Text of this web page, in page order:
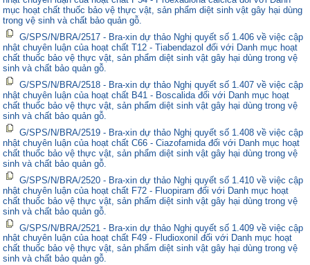
mục hoạt chất thuốc bảo vệ thực vật, sản phẩm diệt sinh vật gây hại dùng
trong vệ sinh và chất bảo quản gỗ.
G/SPS/N/BRA/2517 - Bra-xin dự thảo Nghị quyết số 1.406 về việc cập
nhật chuyên luận của hoạt chất T12 - Tiabendazol đối với Danh mục hoạt
chất thuốc bảo vệ thực vật, sản phẩm diệt sinh vật gây hại dùng trong vệ
sinh và chất bảo quản gỗ.
G/SPS/N/BRA/2518 - Bra-xin dự thảo Nghị quyết số 1.407 về việc cập
nhật chuyên luận của hoạt chất B41 - Boscalida đối với Danh mục hoạt
chất thuốc bảo vệ thực vật, sản phẩm diệt sinh vật gây hại dùng trong vệ
sinh và chất bảo quản gỗ.
G/SPS/N/BRA/2519 - Bra-xin dự thảo Nghị quyết số 1.408 về việc cập
nhật chuyên luận của hoạt chất C66 - Ciazofamida đối với Danh mục hoạt
chất thuốc bảo vệ thực vật, sản phẩm diệt sinh vật gây hại dùng trong vệ
sinh và chất bảo quản gỗ.
G/SPS/N/BRA/2520 - Bra-xin dự thảo Nghị quyết số 1.410 về việc cập
nhật chuyên luận của hoạt chất F72 - Fluopiram đối với Danh mục hoạt
chất thuốc bảo vệ thực vật, sản phẩm diệt sinh vật gây hại dùng trong vệ
sinh và chất bảo quản gỗ.
G/SPS/N/BRA/2521 - Bra-xin dự thảo Nghị quyết số 1.409 về việc cập
nhật chuyên luận của hoạt chất F49 - Fludioxonil đối với Danh mục hoạt
chất thuốc bảo vệ thực vật, sản phẩm diệt sinh vật gây hại dùng trong vệ
sinh và chất bảo quản gỗ.